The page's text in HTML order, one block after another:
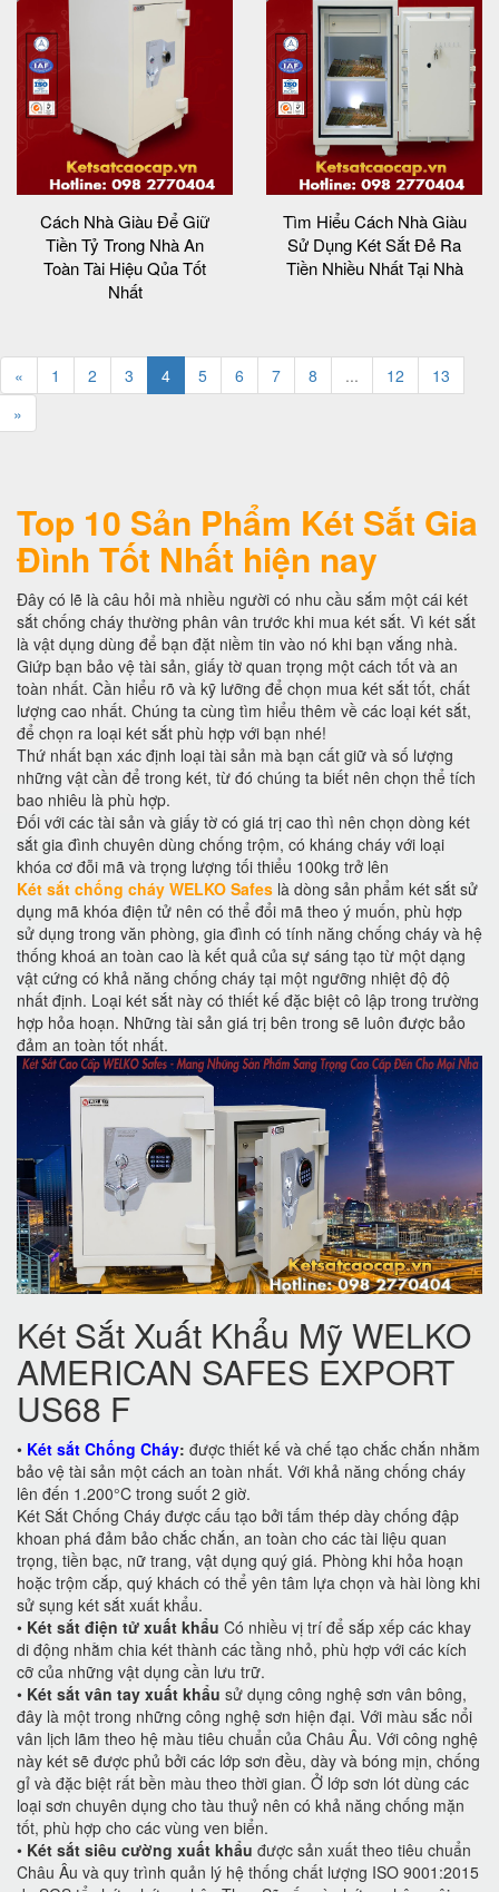
Cách Nhà Giàu Để Giữ
Tiền Tỷ Trong Nhà An
Toàn Tài Hiệu Qủa Tốt
Nhất
Tìm Hiểu Cách Nhà Giàu
Sử Dụng Két Sắt Đẻ Ra
Tiền Nhiều Nhất Tại Nhà
« 1 2 3 4 5 6 7 8 ... 12
13
»
Top 10 Sản Phẩm Két Sắt Gia
Đình Tốt Nhất hiện nay
Đây có lẽ là câu hỏi mà nhiều người có nhu cầu sắm một cái két
sắt chống cháy thường phân vân trước khi mua két sắt. Vì két sắt
là vật dụng dùng để bạn đặt niềm tin vào nó khi bạn vắng nhà.
Giứp bạn bảo vệ tài sản, giấy tờ quan trọng một cách tốt và an
toàn nhất. Cần hiểu rõ và kỹ lưỡng để chọn mua két sắt tốt, chất
lượng cao nhất. Chúng ta cùng tìm hiểu thêm về các loại két sắt,
để chọn ra loại két sắt phù hợp với bạn nhé!
Thứ nhất bạn xác định loại tài sản mà bạn cất giữ và số lượng
những vật cần để trong két, từ đó chúng ta biết nên chọn thể tích
bao nhiêu là phù hợp.
Đối với các tài sản và giấy tờ có giá trị cao thì nên chọn dòng két
sắt gia đình chuyên dùng chống trộm, có kháng cháy với loại
khóa cơ đỗi mã và trọng lượng tối thiểu 100kg trở lên
Két sắt chống cháy WELKO Safes là dòng sản phẩm két sắt sử
dụng mã khóa điện tử nên có thể đổi mã theo ý muốn, phù hợp
sử dụng trong văn phòng, gia đình có tính năng chống cháy và hệ
thống khoá an toàn cao là kết quả của sự sáng tạo từ một dạng
vật cứng có khả năng chống cháy tại một ngưỡng nhiệt độ độ
nhất định. Loại két sắt này có thiết kế đặc biệt cô lập trong trường
hợp hỏa hoạn. Những tài sản giá trị bên trong sẽ luôn được bảo
đảm an toàn tốt nhất.
Két Sắt Xuất Khẩu Mỹ WELKO
AMERICAN SAFES EXPORT
US68 F
• Két sắt Chống Cháy: được thiết kế và chế tạo chắc chắn nhằm
bảo vệ tài sản một cách an toàn nhất. Với khả năng chống cháy
lên đến 1.200°C trong suốt 2 giờ.
Két Sắt Chống Cháy được cấu tạo bởi tấm thép dày chống đập
khoan phá đảm bảo chắc chắn, an toàn cho các tài liệu quan
trọng, tiền bạc, nữ trang, vật dụng quý giá. Phòng khi hỏa hoạn
hoặc trộm cắp, quý khách có thể yên tâm lựa chọn và hài lòng khi
sử sụng két sắt xuất khẩu.
• Két sắt điện tử xuất khẩu Có nhiều vị trí để sắp xếp các khay
di động nhằm chia két thành các tầng nhỏ, phù hợp với các kích
cỡ của những vật dụng cần lưu trữ.
• Két sắt vân tay xuất khẩu sử dụng công nghệ sơn vân bông,
đây là một trong những công nghệ sơn hiện đại. Với màu sắc nổi
vân lịch lãm theo hệ màu tiêu chuẩn của Châu Âu. Với công nghệ
này két sẽ được phủ bởi các lớp sơn đều, dày và bóng mịn, chống
gỉ và đặc biệt rất bền màu theo thời gian. Ở lớp sơn lót dùng các
loại sơn chuyên dụng cho tàu thuỷ nên có khả năng chống mặn
tốt, phù hợp cho các vùng ven biển.
• Két sắt siêu cường xuất khẩu được sản xuất theo tiêu chuẩn
Châu Âu và quy trình quản lý hệ thống chất lượng ISO 9001:2015